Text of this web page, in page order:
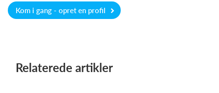
Kom i gang - opret en profil
Relaterede artikler